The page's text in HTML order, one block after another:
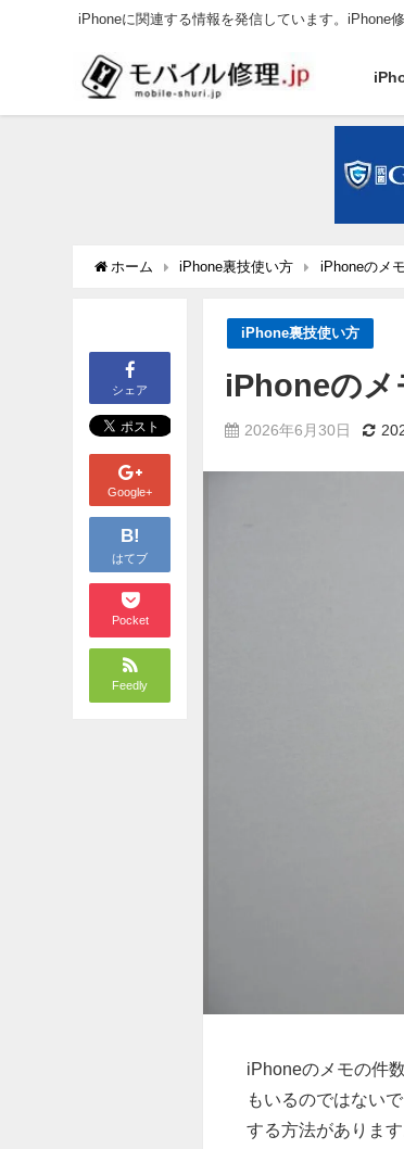
iPhoneに関連する情報を発信しています。iPhone
ホーム iPhone裏技使い方 iPhoneのメ
シェア
Google+
B!
はてブ
Pocket
Feedly
iPhone裏技使い方
iPhoneのメ
2026年6月30日
iPhoneのメモの件
もいるのではない
する方法がありま